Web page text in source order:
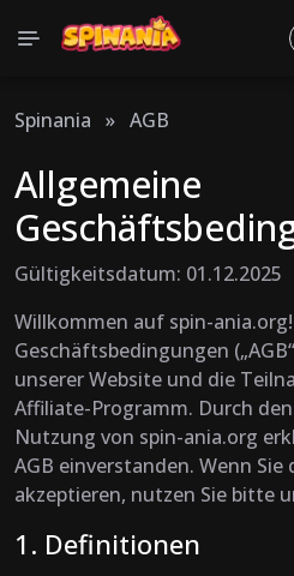
Spinania » AGB
Allgemeine
Gültigkeitsdatum: 01.12.2025
Willkommen auf spin-
Geschäftsbedingungen
unserer Website und die
Affiliate-Programm. Durch
Nutzung von spin-ania.org
AGB einverstanden. Wenn Sie
akzeptieren, nutzen Sie bitte
1. Definitionen